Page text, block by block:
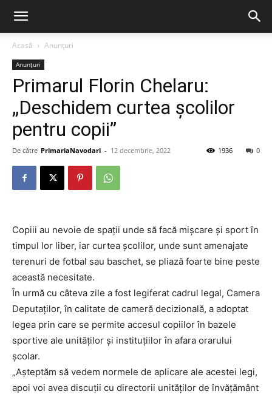
Acasă Anunțuri
Anunțuri
Primarul Florin Chelaru:
„Deschidem curtea școlilor
pentru copii”
De către PrimariaNavodari - 12 decembrie, 2022 0
1936
Copiii au nevoie de spații unde să facă mișcare și sport în
timpul lor liber, iar curtea școlilor, unde sunt amenajate
terenuri de fotbal sau baschet, se pliază foarte bine peste
această necesitate.
În urmă cu câteva zile a fost legiferat cadrul legal, Camera
Deputaților, în calitate de cameră decizională, a adoptat
legea prin care se permite accesul copiilor în bazele
sportive ale unităţilor şi instituţiilor în afara orarului
şcolar.
„Așteptăm să vedem normele de aplicare ale acestei legi,
apoi voi avea discuții cu directorii unităților de învățământ